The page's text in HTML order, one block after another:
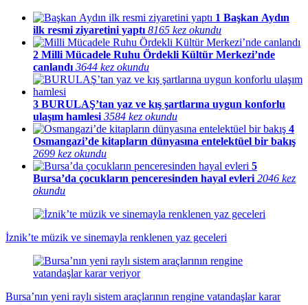
1 Başkan Aydın
ilk resmi ziyaretini yaptı 8165 kez okundu
2 Milli Mücadele Ruhu Ördekli Kültür Merkezi’nde
canlandı 3644 kez okundu
3 BURULAŞ’tan yaz ve kış şartlarına uygun konforlu
ulaşım hamlesi 3584 kez okundu
4
Osmangazi’de kitapların dünyasına entelektüel bir bakış
2699 kez okundu
5
Bursa’da çocukların penceresinden hayal evleri 2046 kez
okundu
İznik’te müzik ve sinemayla renklenen yaz geceleri
Bursa’nın yeni raylı sistem araçlarının rengine vatandaşlar karar